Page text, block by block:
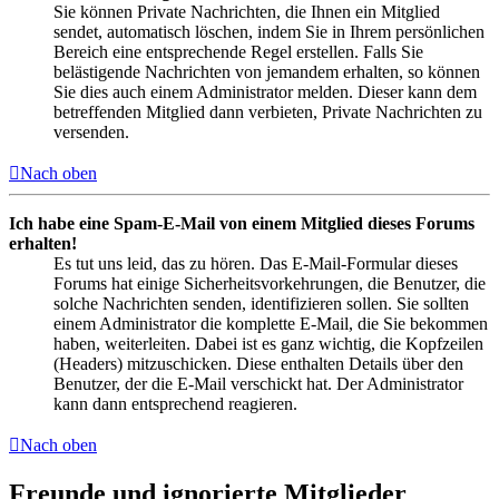
Sie können Private Nachrichten, die Ihnen ein Mitglied
sendet, automatisch löschen, indem Sie in Ihrem persönlichen
Bereich eine entsprechende Regel erstellen. Falls Sie
belästigende Nachrichten von jemandem erhalten, so können
Sie dies auch einem Administrator melden. Dieser kann dem
betreffenden Mitglied dann verbieten, Private Nachrichten zu
versenden.
Nach oben
Ich habe eine Spam-E-Mail von einem Mitglied dieses Forums
erhalten!
Es tut uns leid, das zu hören. Das E-Mail-Formular dieses
Forums hat einige Sicherheitsvorkehrungen, die Benutzer, die
solche Nachrichten senden, identifizieren sollen. Sie sollten
einem Administrator die komplette E-Mail, die Sie bekommen
haben, weiterleiten. Dabei ist es ganz wichtig, die Kopfzeilen
(Headers) mitzuschicken. Diese enthalten Details über den
Benutzer, der die E-Mail verschickt hat. Der Administrator
kann dann entsprechend reagieren.
Nach oben